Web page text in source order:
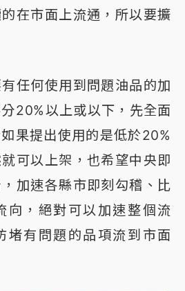
在市面上流通，所以要擴
任何使用到問題油品的加
20%以上或以下，先全面
果提出使用的是低於20%
可以上架，也希望中央即
加速各縣市即刻勾稽、比
向，絕對可以加速整個流
堵有問題的品項流到市面